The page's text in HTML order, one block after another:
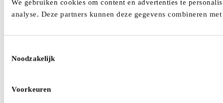
We gebruiken cookies om content en advertenties te
analyse. Deze partners kunnen deze gegevens combineren
Noodzakelijk
Voorkeuren